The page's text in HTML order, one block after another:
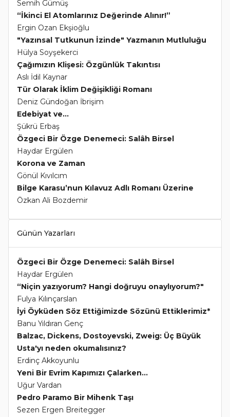
Semih Gümüş
“İkinci El Atomlarınız Değerinde Alınır!”
Ergin Ozan Ekşioğlu
"Yazınsal Tutkunun İzinde" Yazmanın Mutluluğu
Hülya Soyşekerci
Çağımızın Klişesi: Özgünlük Takıntısı
Aslı İdil Kaynar
Tür Olarak İklim Değişikliği Romanı
Deniz Gündoğan İbrişim
Edebiyat ve...
Şükrü Erbaş
Özgeci Bir Özge Denemeci: Salâh Birsel
Haydar Ergülen
Korona ve Zaman
Gönül Kıvılcım
Bilge Karasu’nun Kılavuz Adlı Romanı Üzerine
Özkan Ali Bozdemir
Günün Yazarları
Özgeci Bir Özge Denemeci: Salâh Birsel
Haydar Ergülen
“Niçin yazıyorum? Hangi doğruyu onaylıyorum?"
Fulya Kılınçarslan
İyi Öyküden Söz Ettiğimizde Sözünü Ettiklerimiz*
Banu Yıldıran Genç
Balzac, Dickens, Dostoyevski, Zweig: Üç Büyük
Usta'yı neden okumalısınız?
Erdinç Akkoyunlu
Yeni Bir Evrim Kapımızı Çalarken...
Uğur Vardan
Pedro Paramo Bir Mihenk Taşı
Sezen Ergen Breitegger